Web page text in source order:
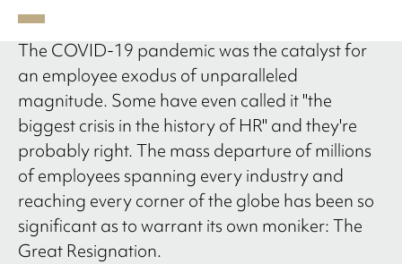
The COVID-19 pandemic was the catalyst for
an employee exodus of unparalleled
magnitude. Some have even called it "the
biggest crisis in the history of HR" and they're
probably right. The mass departure of millions
of employees spanning every industry and
reaching every corner of the globe has been so
significant as to warrant its own moniker: The
Great Resignation.